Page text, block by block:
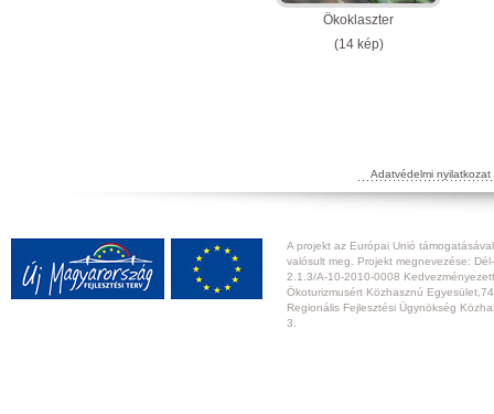
Ökoklaszter
(14 kép)
Adatvédelmi nyilatkozat
A projekt az Európai Unió
valósult meg. Projekt megnevezése:
2.1.3/A-10-2010-0008
Ökoturizmusért Közhasznú
Regionális Fejlesztési Ügynökség
3.